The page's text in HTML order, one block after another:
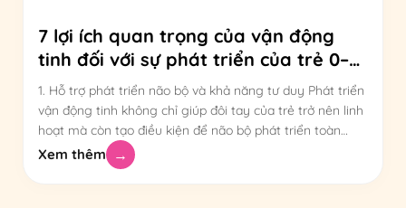
7 lợi ích quan trọng của vận động
tinh đối với sự phát triển của trẻ 0–6
tuổi
1. Hỗ trợ phát triển não bộ và khả năng tư duy Phát triển
vận động tinh không chỉ giúp đôi tay của trẻ trở nên linh
hoạt mà còn tạo điều kiện để não bộ phát triển toàn
diện trong những năm đầu đời. Mỗi lần trẻ cầm nắm,
xếp hình, xâu hạt hay [...]
Xem thêm →